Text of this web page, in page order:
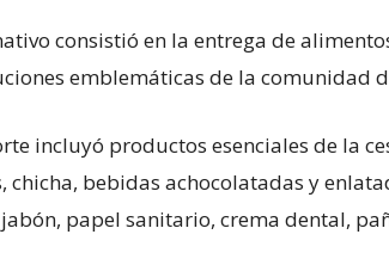
consistió en la entrega de
emblemáticas de la comunidad
incluyó productos esenciales de la
chicha, bebidas achocolatadas y
papel sanitario, crema dental,